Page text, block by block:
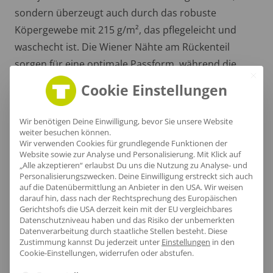
sondern überzeugt auch durch das robuste
Köpergewebe mit 215 g/m², das pflegeleicht und
waschecht ist. Die Wiener Nähte am Rückenteil
sorgen für eine optimale Passform, während die
Industriewäschetauglichkeit die Pflege erleichtert.
Cookie Einstellungen
Wir benötigen Deine Einwilligung, bevor Sie unsere Website
weiter besuchen können.
Wir verwenden Cookies für grundlegende Funktionen der
Website sowie zur Analyse und Personalisierung. Mit Klick auf
„Alle akzeptieren“ erlaubst Du uns die Nutzung zu Analyse- und
Personalisierungszwecken. Deine Einwilligung erstreckt sich auch
auf die Datenübermittlung an Anbieter in den USA. Wir weisen
darauf hin, dass nach der Rechtsprechung des Europäischen
Gerichtshofs die USA derzeit kein mit der EU vergleichbares
Datenschutzniveau haben und das Risiko der unbemerkten
Datenverarbeitung durch staatliche Stellen besteht. Diese
Zustimmung kannst Du jederzeit unter Einstellungen in den
Cookie-Einstellungen, widerrufen oder abstufen.